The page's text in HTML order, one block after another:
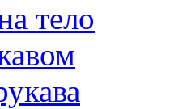
тело